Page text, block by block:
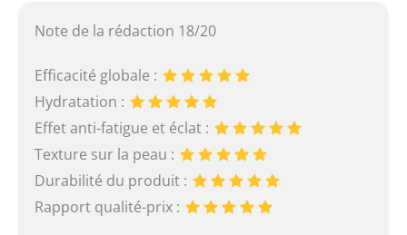
Note de la rédaction 18/20
Efficacité globale :
Hydratation :
Effet anti-fatigue et éclat :
Texture sur la peau :
Durabilité du produit :
Rapport qualité-prix :